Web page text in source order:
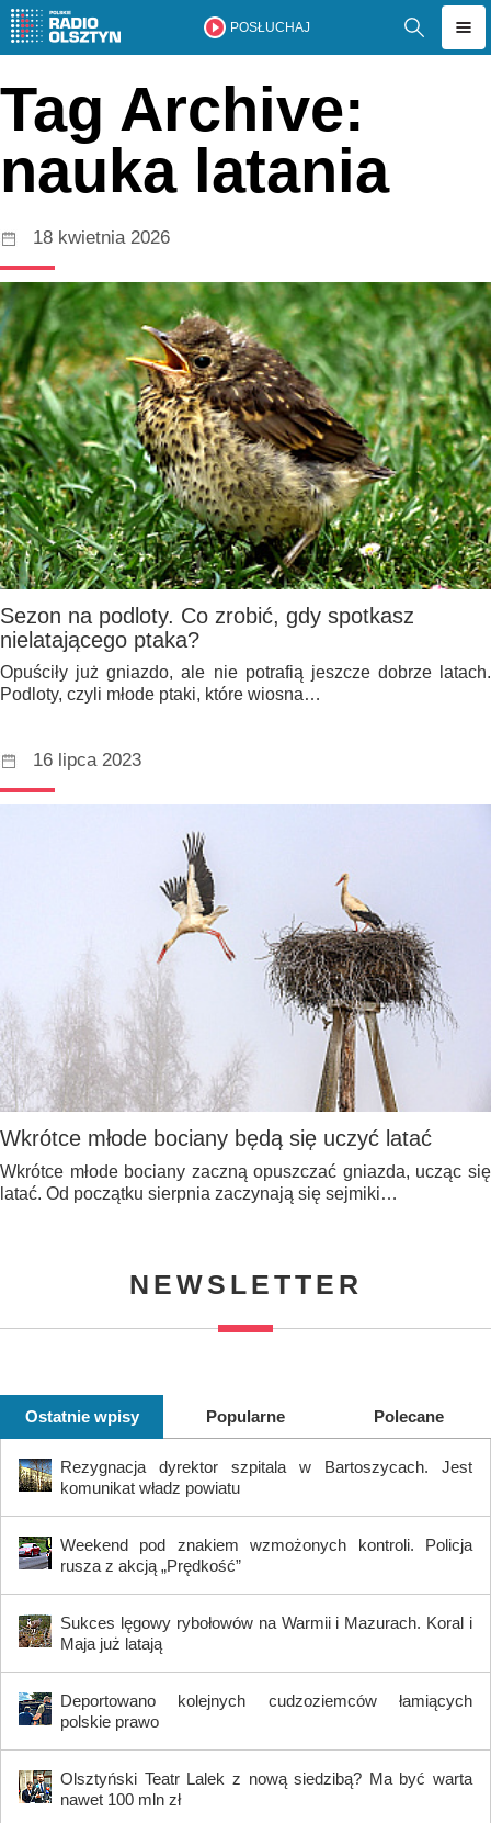
POSŁUCHAJ
Tag Archive:
nauka latania
18 kwietnia 2026
Sezon na podloty. Co zrobić, gdy spotkasz
nielatającego ptaka?
Opuściły już gniazdo, ale nie potrafią jeszcze dobrze latach.
Podloty, czyli młode ptaki, które wiosna…
16 lipca 2023
Wkrótce młode bociany będą się uczyć latać
Wkrótce młode bociany zaczną opuszczać gniazda, ucząc się
latać. Od początku sierpnia zaczynają się sejmiki…
NEWSLETTER
Ostatnie wpisy Popularne Polecane
Rezygnacja dyrektor szpitala w Bartoszycach. Jest
komunikat władz powiatu
Weekend pod znakiem wzmożonych kontroli. Policja
rusza z akcją „Prędkość”
Sukces lęgowy rybołowów na Warmii i Mazurach. Koral i
Maja już latają
Deportowano kolejnych cudzoziemców łamiących
polskie prawo
Olsztyński Teatr Lalek z nową siedzibą? Ma być warta
nawet 100 mln zł